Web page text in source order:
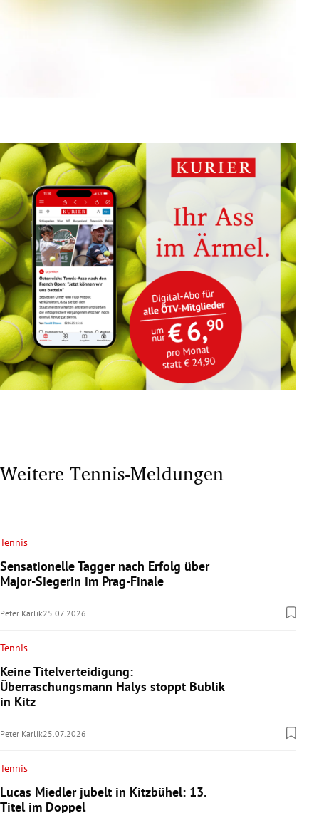
Weitere Tennis-Meldungen
Tennis
Sensationelle Tagger nach Erfolg über
Major-Siegerin im Prag-Finale
Peter Karlik25.07.2026
Tennis
Keine Titelverteidigung:
Überraschungsmann Halys stoppt Bublik
in Kitz
Peter Karlik25.07.2026
Tennis
Lucas Miedler jubelt in Kitzbühel: 13.
Titel im Doppel